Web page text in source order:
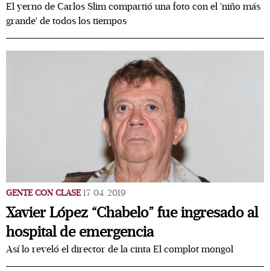
El yerno de Carlos Slim compartió una foto con el 'niño más
grande' de todos los tiempos
GENTE CON CLASE 17/04/2019
Xavier López “Chabelo” fue ingresado al
hospital de emergencia
Así lo reveló el director de la cinta El complot mongol